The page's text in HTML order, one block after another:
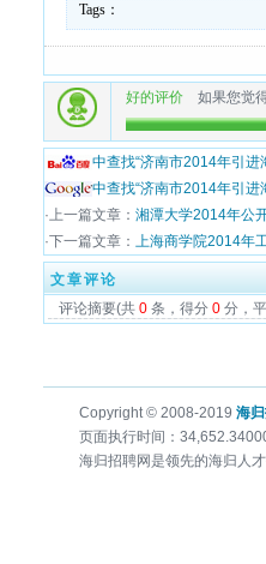
Tags：
好的评价 如果您觉
中查找“济南市2014年引
中查找“济南市2014年引
·上一篇文章： 湘潭大学2014年公
·下一篇文章： 上海商学院2014年
文章评论
评论摘要(共 0 条，得分 0 分，
Copyright © 2008-2019 海
页面执行时间：
海归招聘网是领先的海归人